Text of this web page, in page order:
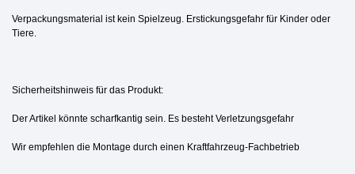
Verpackungsmaterial ist kein Spielzeug. Erstickungsgefahr für Kinder oder
Tiere.
Sicherheitshinweis für das Produkt:
Der Artikel könnte scharfkantig sein. Es besteht Verletzungsgefahr
Wir empfehlen die Montage durch einen Kraftfahrzeug-Fachbetrieb